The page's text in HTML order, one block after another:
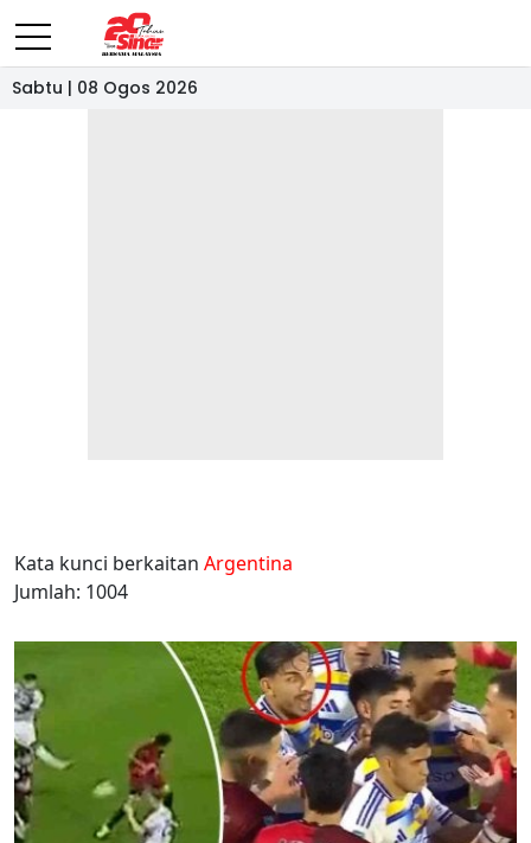
Sabtu | 08 Ogos 2026
Kata kunci berkaitan Argentina
Jumlah: 1004